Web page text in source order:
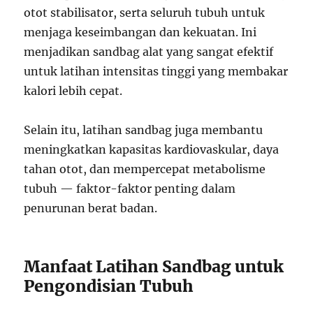
otot stabilisator, serta seluruh tubuh untuk
menjaga keseimbangan dan kekuatan. Ini
menjadikan sandbag alat yang sangat efektif
untuk latihan intensitas tinggi yang membakar
kalori lebih cepat.
Selain itu, latihan sandbag juga membantu
meningkatkan kapasitas kardiovaskular, daya
tahan otot, dan mempercepat metabolisme
tubuh — faktor-faktor penting dalam
penurunan berat badan.
Manfaat Latihan Sandbag untuk
Pengondisian Tubuh